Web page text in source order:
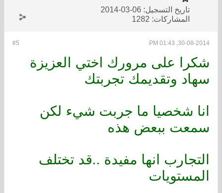
تاريخ التسجيل: 06-03-2014
المشاركات: 1282
#5 30-08-2014, 01:43 PM
شكرا على مرورك اختي العزيزة
سهاد وتقديمك تجربتك
انا شخصيا ما جربت شيء لكن
سمعت ببعض هذه
التجارب انها مفيدة ..قد تختلف
المستويات